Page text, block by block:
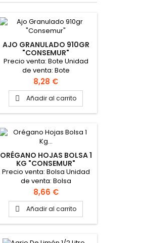
AJO GRANULADO 910GR
"CONSEMUR"
Precio venta: Bote Unidad
de venta: Bote
Precio
8,28 €
 Añadir al carrito
ORÉGANO HOJAS BOLSA 1
KG "CONSEMUR"
Precio venta: Bolsa Unidad
de venta: Bolsa
Precio
8,66 €
 Añadir al carrito